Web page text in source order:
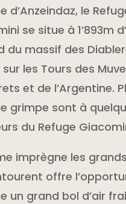
d’Anzeindaz, le
se situe à 1’893m
du massif des
les Tours des
et de l’Argentine.
grimpe sont à
du Refuge
imprègne les
offre
un grand bol d’air